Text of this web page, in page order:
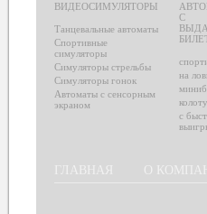
ВИДЕОСИМУЛЯТОРЫ
Танцевальные автоматы
Спортивные
симуляторы
Симуляторы стрельбы
Симуляторы гонок
Автоматы с сенсорным
экраном
С
на
с
ГЛАВНАЯ О